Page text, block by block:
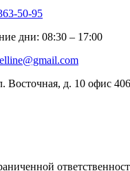
50-95
дни: 08:30 – 17:00
Восточная, д. 10 офис 406